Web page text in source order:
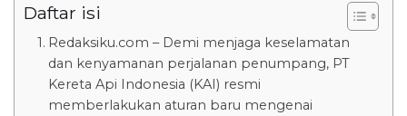
Daftar isi
Redaksiku.com – Demi menjaga keselamatan
dan kenyamanan perjalanan penumpang, PT
Kereta Api Indonesia (KAI) resmi
memberlakukan aturan baru mengenai